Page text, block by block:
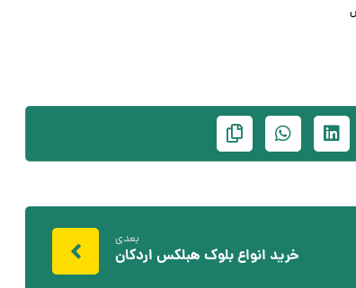
بعدی
خرید انواع بلوک هبلکس اردکان